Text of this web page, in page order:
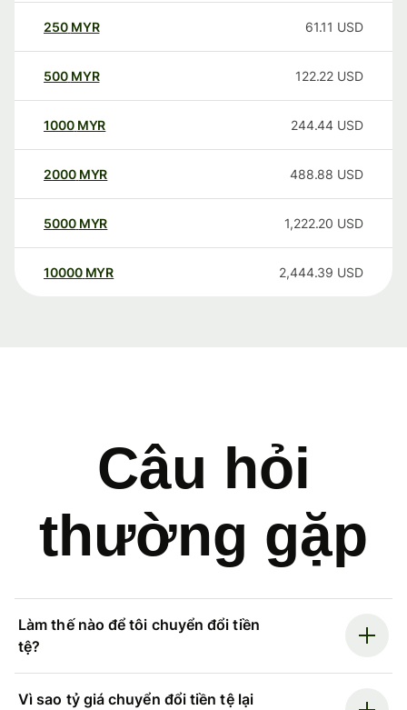
250 MYR 61.11 USD
500 MYR 122.22 USD
1000 MYR 244.44 USD
2000 MYR 488.88 USD
5000 MYR 1,222.20 USD
10000 MYR 2,444.39 USD
Câu hỏi
thường gặp
Làm thế nào để tôi chuyển đổi tiền
tệ?
Vì sao tỷ giá chuyển đổi tiền tệ lại